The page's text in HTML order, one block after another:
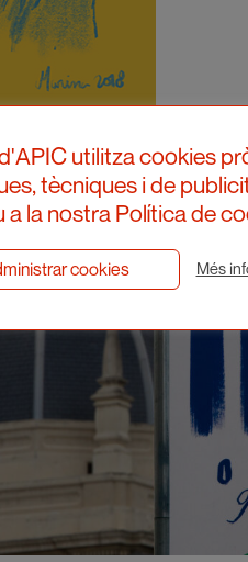
utilitza cookies
tècniques i de
a la nostra Política de
cookies Més